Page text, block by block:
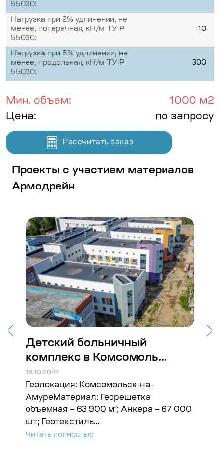
55030:
Нагрузка при 2% удлинении, не
менее, поперечная, кН/м ТУ Р
55030:
10
Нагрузка при 5% удлинении, не
менее, продольная, кН/м ТУ Р
55030:
300
Мин. объем:
1000 м2
Цена:
по запросу
Рассчитать заказ
Проекты с участием материалов
Армодрейн
Детский больничный
комплекс в Комсомоль...
16.10.2024
Геолокация: Комсомольск-на-
АмуреМатериал: Георешетка
объемная – 63 900 м²; Анкера – 67 000
шт; Геотекстиль...
Читать полностью